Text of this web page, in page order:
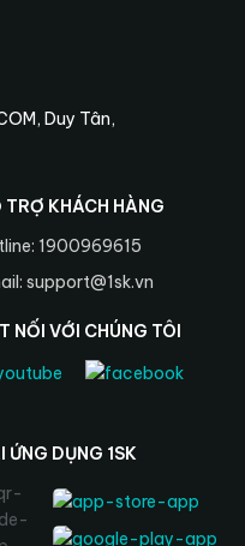
Duy Tân,
TRỢ KHÁCH HÀNG
1900969615
support@1sk.vn
NỐI VỚI CHÚNG TÔI
ỨNG DỤNG 1SK